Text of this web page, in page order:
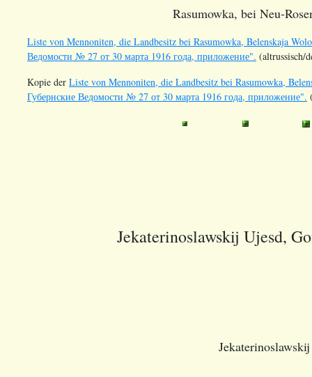
Rasumowka, bei Neu-
Liste von Mennoniten, die Landbesitz bei Rasumowka, Belenskaja
Ведомости № 27 от 30 марта 1916 года, приложение". (altrussisch/
Kopie der Liste von Mennoniten, die Landbesitz bei Rasumowka,
Губернские Ведомости № 27 от 30 марта 1916 года, приложение".
Jekaterinoslawskij Ujesd,